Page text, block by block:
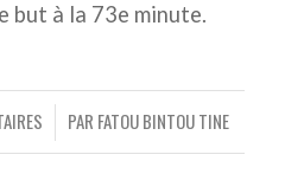
but à la 73e minute.
PAR FATOU BINTOU TINE